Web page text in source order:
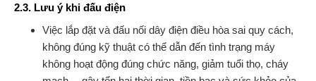
2.3. Lưu ý khi đấu điện
Việc lắp đặt và đấu nối dây điện điều hòa sai quy cách,
không đúng kỹ thuật có thể dẫn đến tình trạng máy
không hoạt động đúng chức năng, giảm tuổi thọ, cháy